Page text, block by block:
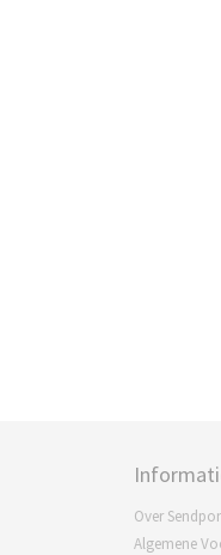
Over
Algemene